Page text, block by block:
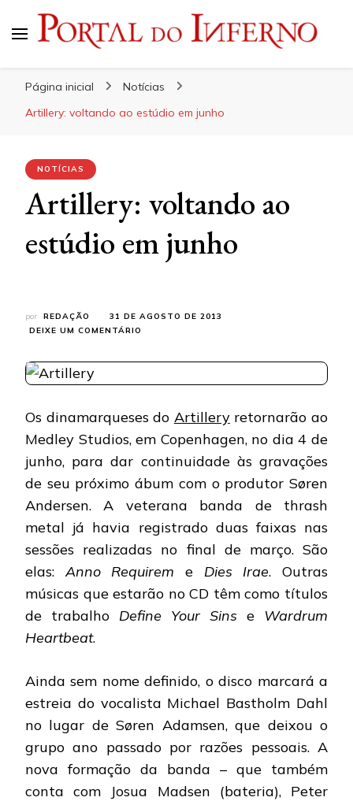
Página inicial
Notícias
Artillery: voltando ao estúdio em junho
NOTÍCIAS
Artillery: voltando ao
estúdio em junho
por REDAÇÃO
31 DE AGOSTO DE 2013
DEIXE UM COMENTÁRIO
ESTÚDIO
JUNHO
Os dinamarqueses do Artilleryretornarão ao
Medley Studios, em Copenhagen, no dia 4 de
junho, para dar continuidade às gravações
de seu próximo ábum com o produtor Søren
Andersen. A veterana banda de thrash
metal já havia registrado duas faixas nas
sessões realizadas no final de março. São
elas:Anno Requirem e Dies Irae. Outras
músicas que estarão no CD têm como títulos
de trabalho Define Your Sins e Wardrum
Heartbeat.
Ainda sem nome definido, o disco marcará a
estreia do vocalista Michael Bastholm Dahl
no lugar de Søren Adamsen, que deixou o
grupo ano passado por razões pessoais. A
nova formação da banda – que também
conta com Josua Madsen (bateria), Peter